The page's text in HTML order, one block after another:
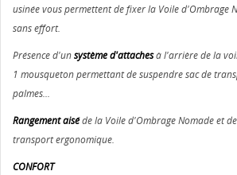
usinée vous permettent de fixer la Voile d'Ombrage
sans effort.
Présence d'unsystème d'attachesà l'arrière de la
1 mousqueton permettant de suspendre sac de
palmes...
Rangement aiséde la Voile d'Ombrage Nomade et
transport ergonomique.
CONFORT